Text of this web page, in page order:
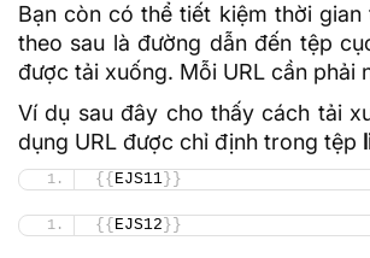
Bạn còn có thể tiết kiệm thời
theo sau là đường dẫn đến tệp
được tải xuống. Mỗi URL cần phải
Ví dụ sau đây cho thấy cách tải
dụng URL được chỉ định trong tệp
{{ EJS11 }}
{{ EJS12 }}